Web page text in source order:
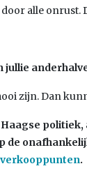
alle onrust.
jullie
zijn. Dan
de
verkooppunten.